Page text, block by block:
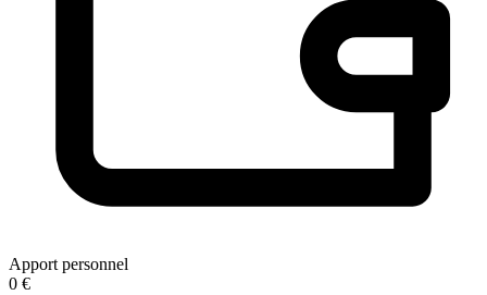
Apport personnel
0 €